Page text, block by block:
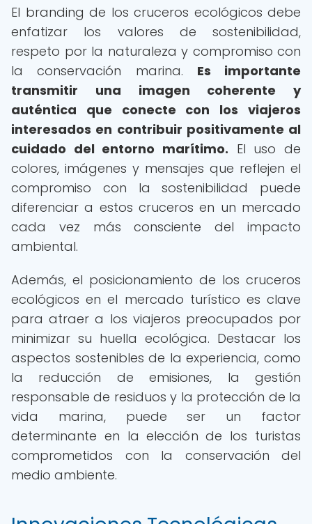
El branding de los cruceros ecológicos debe
enfatizar los valores de sostenibilidad,
respeto por la naturaleza y compromiso con
la conservación marina. Es importante
transmitir una imagen coherente y
auténtica que conecte con los viajeros
interesados en contribuir positivamente al
cuidado del entorno marítimo. El uso de
colores, imágenes y mensajes que reflejen el
compromiso con la sostenibilidad puede
diferenciar a estos cruceros en un mercado
cada vez más consciente del impacto
ambiental.
Además, el posicionamiento de los cruceros
ecológicos en el mercado turístico es clave
para atraer a los viajeros preocupados por
minimizar su huella ecológica. Destacar los
aspectos sostenibles de la experiencia, como
la reducción de emisiones, la gestión
responsable de residuos y la protección de la
vida marina, puede ser un factor
determinante en la elección de los turistas
comprometidos con la conservación del
medio ambiente.